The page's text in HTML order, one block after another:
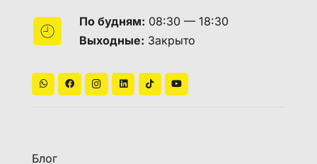
По будням: 08:30 — 18:30
Выходные: Закрыто
Блог